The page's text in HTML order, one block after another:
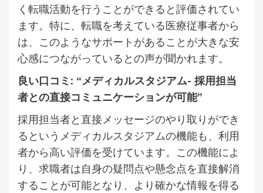
く転職活動を行うことができると評価されてい
ます。特に、転職を考えている医療従事者から
は、このようなサポートがあることが大きな安
心感につながっているとの声が聞かれます。
良い口コミ: “メディカルスタジアム- 採用担当
者との直接コミュニケーションが可能”
採用担当者と直接メッセージのやり取りができ
るというメディカルスタジアムの機能も、利用
者から高い評価を受けています。この機能によ
り、求職者は自身の疑問点や懸念点を直接解消
することが可能となり、より確かな情報を得る